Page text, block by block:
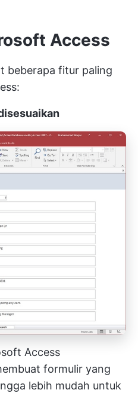
Access
beberapa fitur paling
Access
formulir yang
lebih mudah untuk